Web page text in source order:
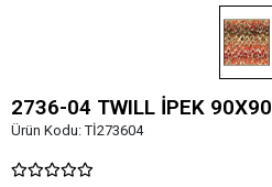
2736-04 TWILL İPEK 90X90
Ürün Kodu:Tİ273604